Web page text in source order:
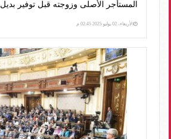
المستأجر الأصلى وزوجته قبل توفير بديل
الأربعاء، 02 يوليو 2025 02:45 م